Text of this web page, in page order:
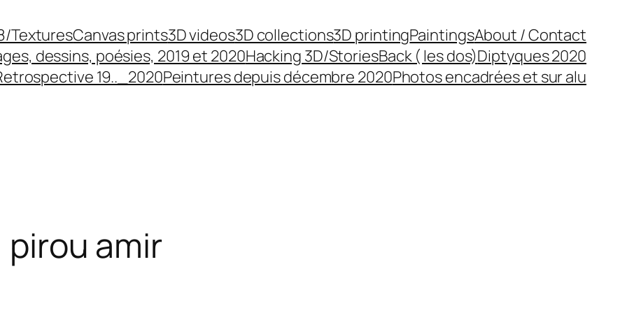
TexturesCanvas prints3D videos3D collections3D printingPaintingsAbout / Contact
dessins, poésies, 2019 et 2020Hacking 3D/StoriesBack ( les dos)Diptyques 2020
19.._2020Peintures depuis décembre 2020Photos encadrées et sur alu
amir